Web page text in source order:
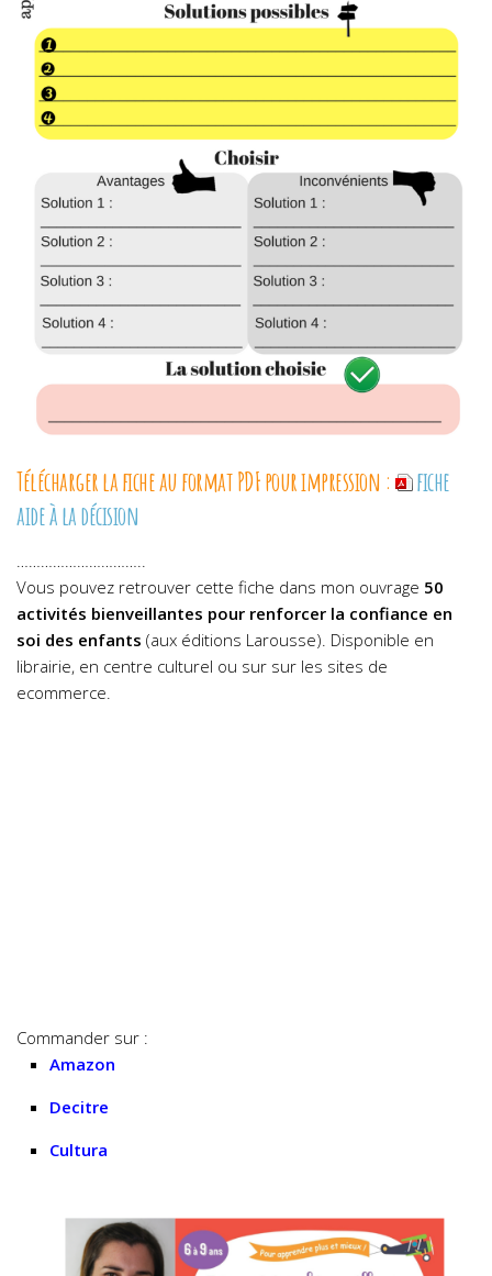
Télécharger la fiche au format PDF pour impression :
fiche
aide à la décision
Vous pouvez retrouver cette fiche dans mon ouvrage 50
activités bienveillantes pour renforcer la confiance en
soi des enfants (aux éditions Larousse). Disponible en
librairie, en centre culturel ou sur sur les sites de
ecommerce.
Commander sur :
Amazon
Decitre
Cultura